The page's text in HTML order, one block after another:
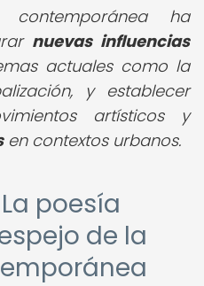
ha
nuevas influencias
actuales como la
y establecer
artísticos y
en contextos urbanos.
poesía
de la